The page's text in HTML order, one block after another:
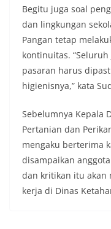
diwarnai
keramaian
diharapkan
diantisipasi
Kelurahan
dan kondusif
Polri dengan
implementasi
personel
kegiatan
hanya
dan
masyarakat
Begitu juga soal
dan lingkungan
Pangan tetap
kontinuitas.
pasaran harus
higienisnya,” kata
Sebelumnya Kepala
Pertanian dan
mengaku berterima
disampaikan
dan kritikan itu akan
kerja di Dinas